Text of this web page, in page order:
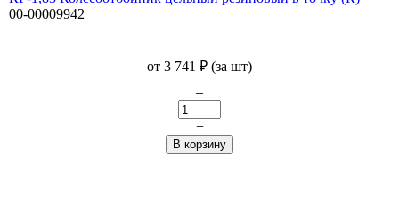
00-00009942
от 3 741 ₽ (за шт)
–
+